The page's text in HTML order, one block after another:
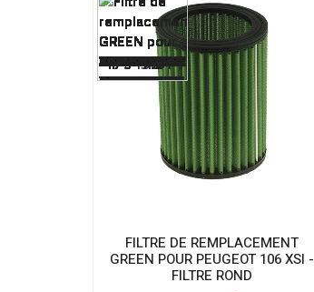
FILTRE DE REMPLACEMENT
GREEN POUR PEUGEOT 106 XSI -
FILTRE ROND